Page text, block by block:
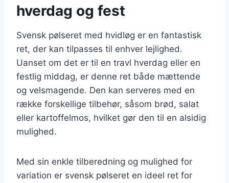
hverdag og fest
Svensk pølseret med hvidløg er en fantastisk
ret, der kan tilpasses til enhver lejlighed.
Uanset om det er til en travl hverdag eller en
festlig middag, er denne ret både mættende
og velsmagende. Den kan serveres med en
række forskellige tilbehør, såsom brød, salat
eller kartoffelmos, hvilket gør den til en alsidig
mulighed.
Med sin enkle tilberedning og mulighed for
variation er svensk pølseret en ideel ret for